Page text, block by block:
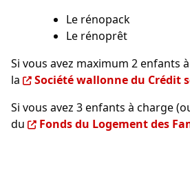
Le rénopack
Le rénoprêt
Si vous avez maximum 2 enfants
la
Société wallonne du Crédit
Si vous avez 3 enfants à charge
du
Fonds du Logement des